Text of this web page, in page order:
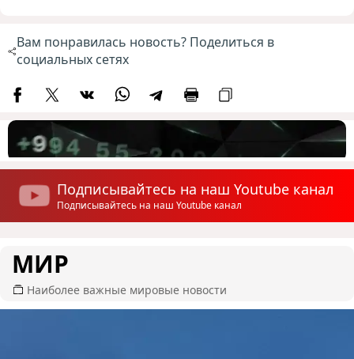
Вам понравилась новость? Поделиться в
социальных сетях
Подписывайтесь на наш Youtube канал
Подписывайтесь на наш Youtube канал
МИР
Наиболее важные мировые новости